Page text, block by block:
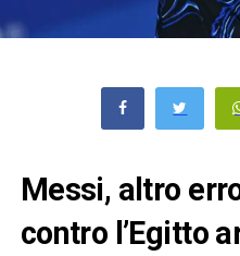
Messi, altro
contro l’Egitto